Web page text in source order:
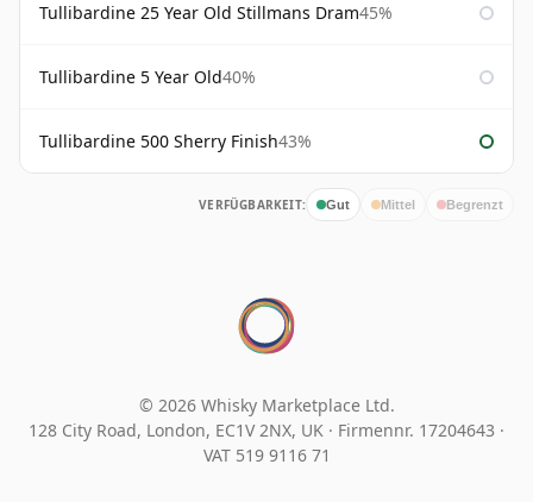
Tullibardine 25 Year Old Stillmans Dram45%
Tullibardine 5 Year Old40%
Tullibardine 500 Sherry Finish43%
VERFÜGBARKEIT: Gut Mittel Begrenzt
© 2026 Whisky Marketplace Ltd.
128 City Road, London, EC1V 2NX, UK · Firmennr. 17204643 ·
VAT 519 9116 71